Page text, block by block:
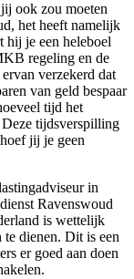
ook zou moeten
het heeft namelijk
hij je een heleboel
regeling en de
verzekerd dat
van geld bespaar
tijd het
Deze tijdsverspilling
jij je geen
in
Ravenswoud
is wettelijk
dienen. Dit is een
er goed aan doen